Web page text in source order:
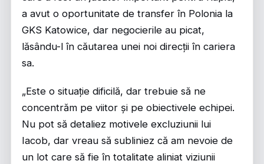
a avut o oportunitate de transfer în Polonia la
GKS Katowice, dar negocierile au picat,
lăsându-l în căutarea unei noi direcții în cariera
sa.
„Este o situație dificilă, dar trebuie să ne
concentrăm pe viitor și pe obiectivele echipei.
Nu pot să detaliez motivele excluziunii lui
Iacob, dar vreau să subliniez că am nevoie de
un lot care să fie în totalitate aliniat viziunii